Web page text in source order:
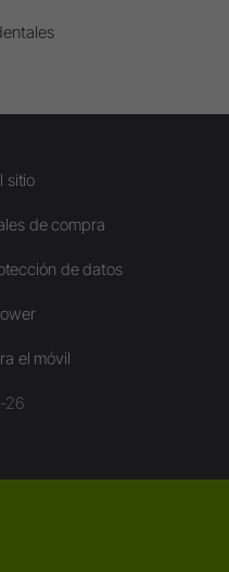
sitio
de compra
de datos
el móvil
26